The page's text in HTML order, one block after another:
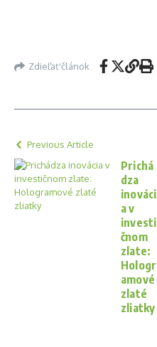
Zdieľať článok
Previous Article
Prichá
dza
inováci
a v
investi
čnom
zlate:
Hologr
amové
zlaté
zliatky